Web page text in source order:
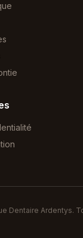
Dentaire Ardentys.